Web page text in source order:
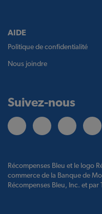
AIDE
Politique de confidentialité
Nous joindre
Suivez-nous
Récompenses Bleu et le logo
commerce de la Banque de
Récompenses Bleu, Inc. et par